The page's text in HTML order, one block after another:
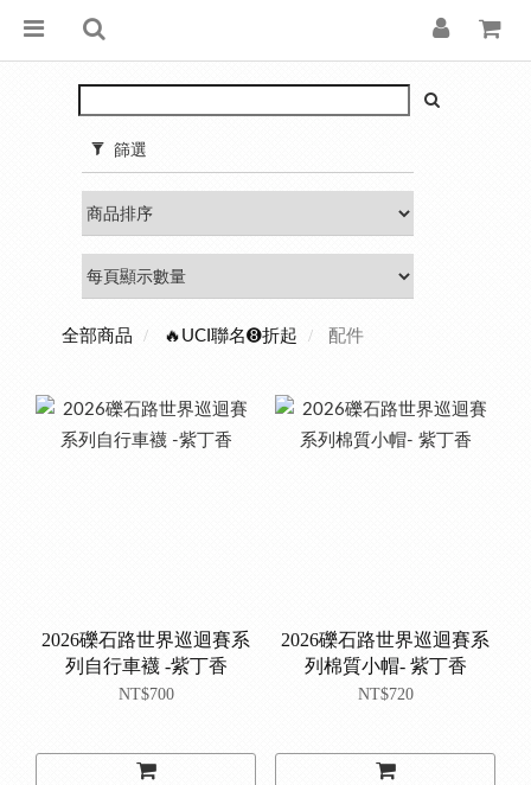
篩選
全部商品 🔥UCI聯名➑折起 配件
2026礫石路世界巡迴賽系
列自行車襪 -紫丁香
NT$700
2026礫石路世界巡迴賽系
列棉質小帽- 紫丁香
NT$720